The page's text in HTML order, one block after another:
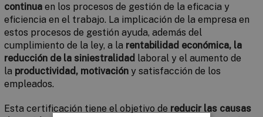
continua en los procesos de gestión de la eficacia y
eficiencia en el trabajo. La implicación de la empresa en
estos procesos de gestión ayuda, además del
cumplimiento de la ley, a la rentabilidad económica, la
reducción de la siniestralidad laboral y el aumento de
la productividad, motivación y satisfacción de los
empleados.
Esta certificación tiene el objetivo de reducir las causas